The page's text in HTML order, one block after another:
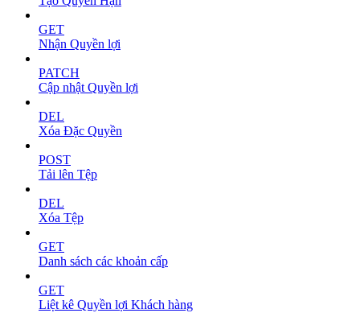
GET
Nhận Quyền lợi
PATCH
Cập nhật Quyền lợi
DEL
Xóa Đặc Quyền
POST
Tải lên Tệp
DEL
Xóa Tệp
GET
Danh sách các khoản cấp
GET
Liệt kê Quyền lợi Khách hàng